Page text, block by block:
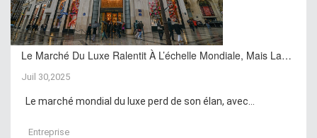
Le Marché Du Luxe Ralentit À L’échelle Mondiale, Mais La…
Juil 30,2025
Le marché mondial du luxe perd de son élan, avec...
Entreprise